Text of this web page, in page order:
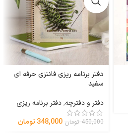
دفتر برنامه ریزی فانتزی حرفه ای
سفید
دفتر و دفترچه,دفتر برنامه ریزی
450,000 تومان 348,000تومان